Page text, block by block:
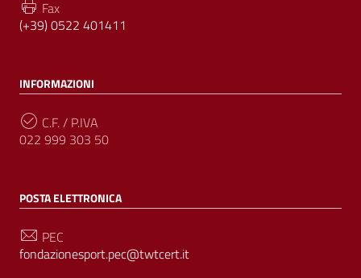
Fax
(+39) 0522 401411
INFORMAZIONI
C.F. / P.IVA
022 999 303 50
POSTA ELETTRONICA
PEC
fondazionesport.pec@twtcert.it